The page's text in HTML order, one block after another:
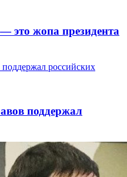
это жопа президента
поддержал